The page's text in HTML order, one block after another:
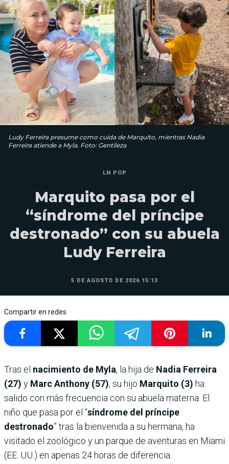
Ludy Ferreira presume como cuida de Marquito, mientras Nadia
Ferreira atiende a Myla. Foto: Gentileza
LN POP
Marquito pasa por el
“síndrome del príncipe
destronado” con su abuela
Ludy Ferreira
5 DE AGOSTO DE 2026 15:13
Compartir en redes
Tras el nacimiento de Myla, la hija de Nadia Ferreira
(27) y Marc Anthony (57), su hijo Marquito (3) ha
salido con más frecuencia con su abuela materna. El
niño que pasa por el “síndrome del príncipe
destronado” tras la bienvenida a su hermana, ha
visitado el zoológico y un parque de aventuras en Miami
(EE. UU.) en apenas 24 horas de diferencia.